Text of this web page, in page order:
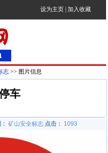
设为主页 加入收藏
志>> 图片信息
车
矿山安全标志 点击： 1093